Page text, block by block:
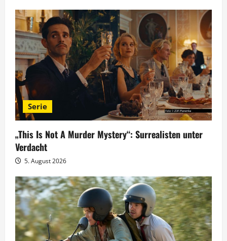
s
n
a
v
i
g
a
t
i
o
n
Serie
„This Is Not A Murder Mystery“: Surrealisten unter
Verdacht
5. August 2026